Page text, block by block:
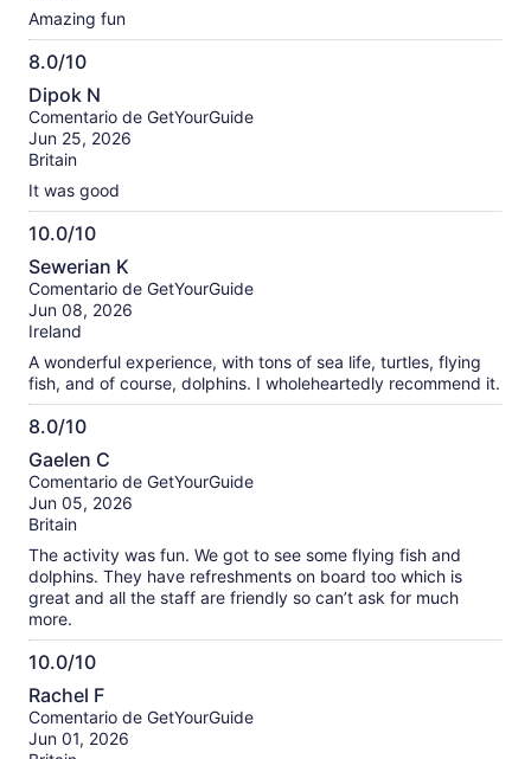
Amazing fun
8.0/10
8.0
de
10
Dipok N
Comentario de GetYourGuide
Jun 25, 2026
Britain
It was good
10.0/10
10.0
de
10
Sewerian K
Comentario de GetYourGuide
Jun 08, 2026
Ireland
A wonderful experience, with tons of sea life, turtles, flying
fish, and of course, dolphins. I wholeheartedly recommend it.
8.0/10
8.0
de
10
Gaelen C
Comentario de GetYourGuide
Jun 05, 2026
Britain
The activity was fun. We got to see some flying fish and
dolphins. They have refreshments on board too which is
great and all the staff are friendly so can’t ask for much
more.
10.0/10
10.0
de
10
Rachel F
Comentario de GetYourGuide
Jun 01, 2026